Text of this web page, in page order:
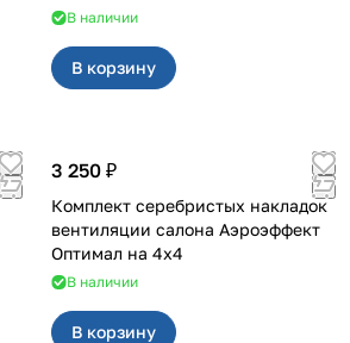
В наличии
В корзину
3 250 ₽
Комплект серебристых накладок
вентиляции салона Аэроэффект
Оптимал на 4х4
В наличии
В корзину